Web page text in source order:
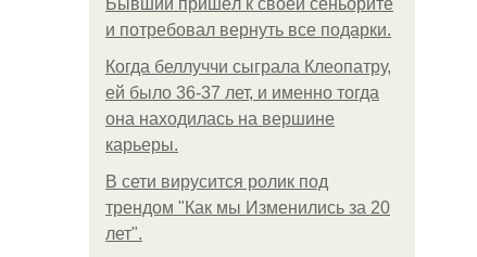
Бывший пришёл к своей сеньорите
и потребовал вернуть все подарки.
Когда беллуччи сыграла Клеопатру,
ей было 36-37 лет, и именно тогда
она находилась на вершине
карьеры.
В сети вирусится ролик под
трендом "Как мы Изменились за 20
лет".